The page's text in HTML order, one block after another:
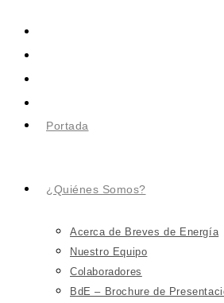
Portada
¿Quiénes Somos?
Acerca de Breves de Energía
Nuestro Equipo
Colaboradores
BdE – Brochure de